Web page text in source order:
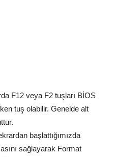
F12 veya F2 tuşları BİOS
tuş olabilir. Genelde alt
başlattığımızda
sağlayarak Format